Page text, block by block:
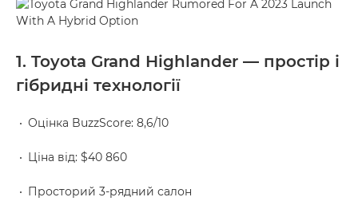
1. Toyota Grand Highlander — простір і
гібридні технології
Оцінка BuzzScore: 8,6/10
Ціна від: $40 860
Просторий 3-рядний салон